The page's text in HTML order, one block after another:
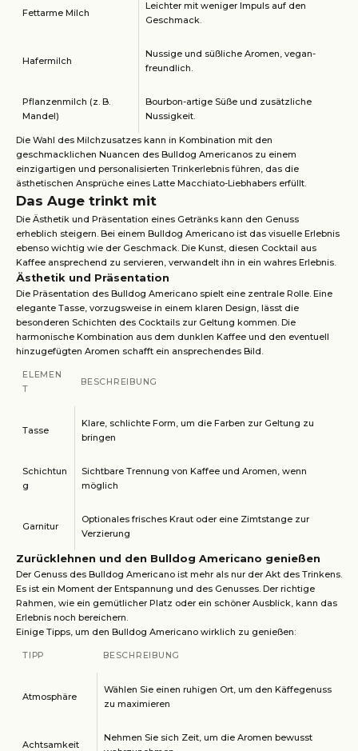
Fettarme Milch
Leichter mit weniger Impuls auf den
Geschmack.
Hafermilch
Nussige und süßliche Aromen, vegan-
freundlich.
Pflanzenmilch (z. B.
Mandel)
Bourbon-artige Süße und zusätzliche
Nussigkeit.
Die Wahl des Milchzusatzes kann in Kombination mit den
geschmacklichen Nuancen des Bulldog Americanos zu einem
einzigartigen und personalisierten Trinkerlebnis führen, das die
ästhetischen Ansprüche eines Latte Macchiato-Liebhabers erfüllt.
Das Auge trinkt mit
Die Ästhetik und Präsentation eines Getränks kann den Genuss
erheblich steigern. Bei einem Bulldog Americano ist das visuelle Erlebnis
ebenso wichtig wie der Geschmack. Die Kunst, diesen Cocktail aus
Kaffee ansprechend zu servieren, verwandelt ihn in ein wahres Erlebnis.
Ästhetik und Präsentation
Die Präsentation des Bulldog Americano spielt eine zentrale Rolle. Eine
elegante Tasse, vorzugsweise in einem klaren Design, lässt die
besonderen Schichten des Cocktails zur Geltung kommen. Die
harmonische Kombination aus dem dunklen Kaffee und den eventuell
hinzugefügten Aromen schafft ein ansprechendes Bild.
ELEMEN
T
BESCHREIBUNG
Tasse
Klare, schlichte Form, um die Farben zur Geltung zu
bringen
Schichtun
g
Sichtbare Trennung von Kaffee und Aromen, wenn
möglich
Garnitur
Optionales frisches Kraut oder eine Zimtstange zur
Verzierung
Zurücklehnen und den Bulldog Americano genießen
Der Genuss des Bulldog Americano ist mehr als nur der Akt des Trinkens.
Es ist ein Moment der Entspannung und des Genusses. Der richtige
Rahmen, wie ein gemütlicher Platz oder ein schöner Ausblick, kann das
Erlebnis noch bereichern.
Einige Tipps, um den Bulldog Americano wirklich zu genießen:
TIPP BESCHREIBUNG
Atmosphäre
Wählen Sie einen ruhigen Ort, um den Käffegenuss
zu maximieren
Achtsamkeit
Nehmen Sie sich Zeit, um die Aromen bewusst